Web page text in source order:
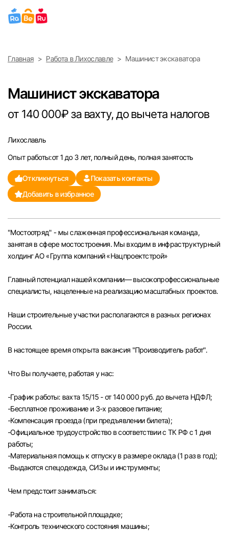
Выберите город
Санкт-Петербург
Ижевск
Екатеринбург
Саратов
Казань
Челябинск
Самара
Оренбург
Волгоград
Ульяновск
Курган
Уфа
Главная Работа в Лихославле Машинист экскаватора
Машинист экскаватора
от 140 000₽ за вахту, до вычета налогов
Лихославль
Опыт работы:от 1 до 3 лет, полный день, полная занятость
Откликнуться
Показать контакты
Добавить в избранное
"Мостоотряд" - мы слаженная профессиональная команда,
занятая в сфере мостостроения. Мы входим в инфраструктурный
холдинг АО «Группа компаний «Нацпроектстрой»
Главный потенциал нашей компании— высокопрофессиональные
специалисты, нацеленные на реализацию масштабных проектов.
Наши строительные участки располагаются в разных регионах
России.
В настоящее время открыта вакансия "Производитель работ".
Что Вы получаете, работая у нас:
-График работы: вахта 15/15 - от 140 000 руб. до вычета НДФЛ;
-Бесплатное проживание и 3-х разовое питание;
-Компенсация проезда (при предъявлении билета);
-Официальное трудоустройство в соответствии с ТК РФ с 1 дня
работы;
-Материальная помощь к отпуску в размере оклада (1 раз в год);
-Выдаются спецодежда, СИЗы и инструменты;
Чем предстоит заниматься:
-Paбота на строительной площадке;
-Контроль технического состояния машины;